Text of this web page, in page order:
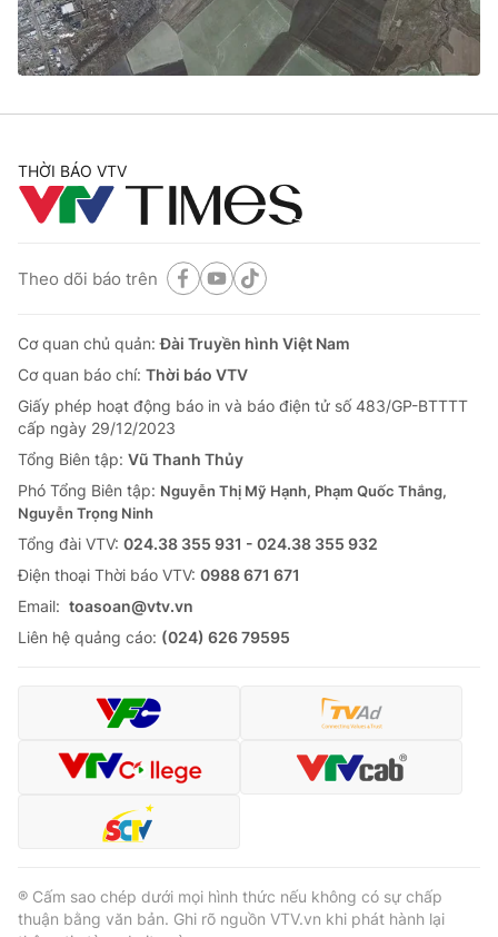
Thế giới đó đây
Câu chuyện quốc tế
Tài chính
Thị trường
Góc doanh nghiệp
Dữ liệu và đời sống
Truyền hình
Phim VTV
Hậu trường
Giải sao mai
Giải trí
Điện ảnh
Âm nhạc
Du lịch
Làm đẹp
Chất lượng cuộc sống
Tuyển sinh
Học trực tuyến
Công nghệ
Hitech Công nghệ tương lai
Sản phẩm
Thị trường
Tư vấn
Giao lưu trực tuyến
Lịch phát sóng
Chuyên mục khác
Emagazine Podcast
Video Shorts video
VTV Money
VTV Sức khoẻ Bất động sản
THỜI BÁO VTV
Theo dõi báo trên
Cơ quan chủ quản:Đài Truyền hình Việt Nam
Cơ quan báo chí: Thời báo VTV
Giấy phép hoạt động báo in và báo điện tử số 483/GP-BTTTT
cấp ngày 29/12/2023
Tổng Biên tập: Vũ Thanh Thủy
Phó Tổng Biên tập: Nguyễn Thị Mỹ Hạnh, Phạm Quốc Thắng,
Nguyễn Trọng Ninh
Tổng đài VTV: 024.38 355 931 - 024.38 355 932
Ðiện thoại Thời báo VTV: 0988 671 671
Email: toasoan@vtv.vn
Liên hệ quảng cáo: (024) 626 79595
® Cấm sao chép dưới mọi hình thức nếu không có sự chấp
thuận bằng văn bản. Ghi rõ nguồn VTV.vn khi phát hành lại